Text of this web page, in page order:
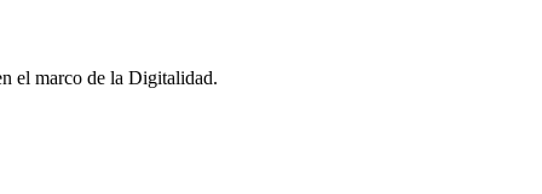
el marco de la Digitalidad.